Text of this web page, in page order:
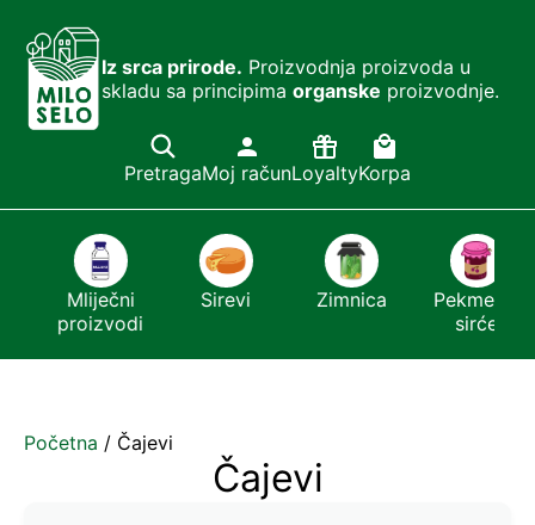
Iz srca prirode. Proizvodnja proizvoda u
skladu sa principima organske proizvodnje.
PretragaMoj računLoyaltyKorpa
Mliječni
proizvodi
Sirevi Zimnica
Pekmezi i
sirće
Početna / Čajevi
Čajevi